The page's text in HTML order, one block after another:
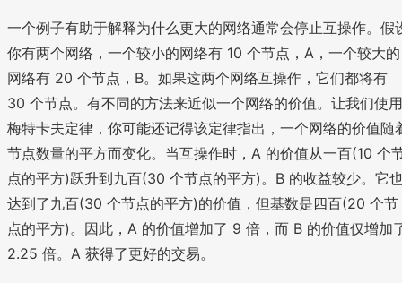
一个例子有助于解释为什么更大的网络通常会停止互操作。假
你有两个网络，一个较小的网络有 10 个节点，A，一个较大的
网络有 20 个节点，B。如果这两个网络互操作，它们都将有
30 个节点。有不同的方法来近似一个网络的价值。让我们使用
梅特卡夫定律，你可能还记得该定律指出，一个网络的价值随
节点数量的平方而变化。当互操作时，A 的价值从一百(10 个
点的平方)跃升到九百(30 个节点的平方)。B 的收益较少。它
达到了九百(30 个节点的平方)的价值，但基数是四百(20 个节
点的平方)。因此，A 的价值增加了 9 倍，而 B 的价值仅增加
2.25 倍。A 获得了更好的交易。